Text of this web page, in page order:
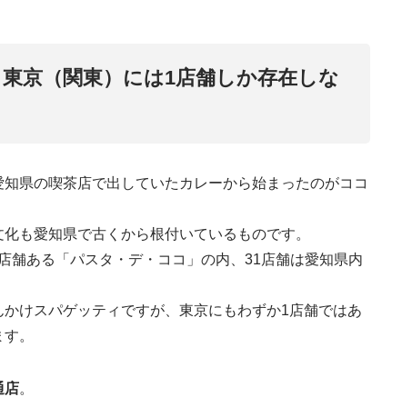
京（関東）には1店舗しか存在しな
県の喫茶店で出していたカレーから始まったのがココ
化も愛知県で古くから根付いているものです。
舗ある「パスタ・デ・ココ」の内、31店舗は愛知県内
けスパゲッティですが、東京にもわずか1店舗ではあ
。
店。